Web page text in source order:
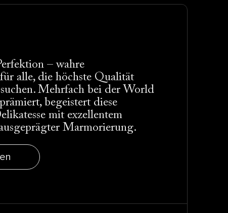
– wahre
alle, die höchste Qualität
Mehrfach bei der World
begeistert diese
mit exzellentem
Marmorierung.